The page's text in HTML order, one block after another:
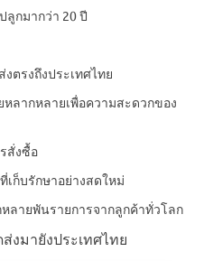
ลูกมากว่า 20 ปี
ตรงถึงประเทศไทย
ลากหลายเพื่อความสะดวกของ
สั่งซื้อ
ก็บรักษาอย่างสดใหม่
ลายพันรายการจากลูกค้าทั่วโลก
งมายังประเทศไทย